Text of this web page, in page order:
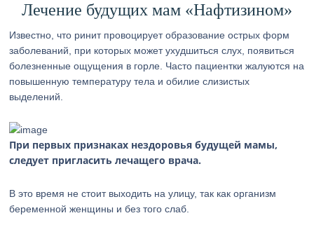
Лечение будущих мам «Нафтизином»
Известно, что ринит провоцирует образование острых форм
заболеваний, при которых может ухудшиться слух, появиться
болезненные ощущения в горле. Часто пациентки жалуются на
повышенную температуру тела и обилие слизистых
выделений.
При первых признаках нездоровья будущей мамы,
следует пригласить лечащего врача.
В это время не стоит выходить на улицу, так как организм
беременной женщины и без того слаб.